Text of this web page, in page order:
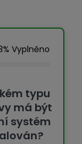
Vyplněno
typu
má být
systém